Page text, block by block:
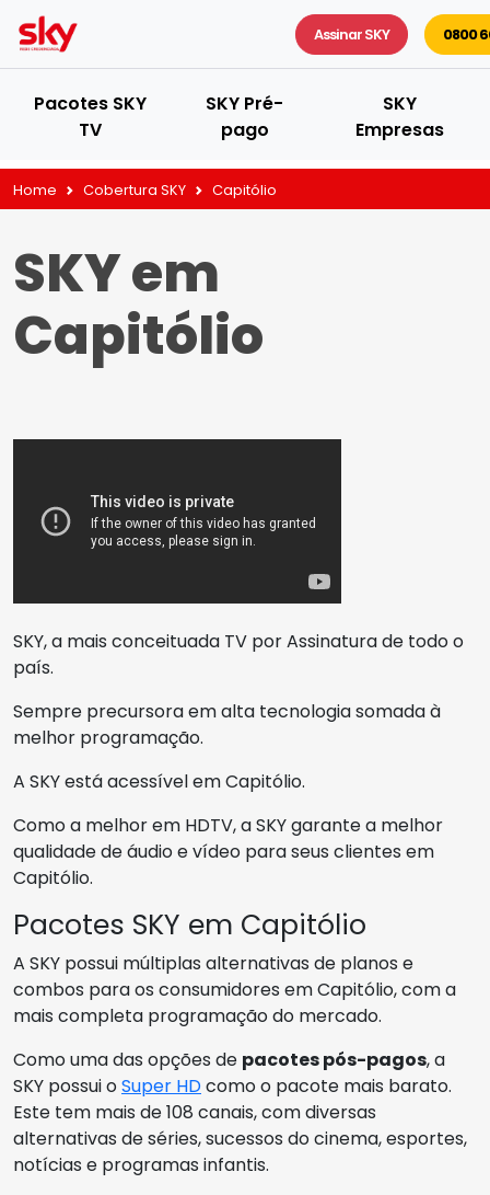
Assinar SKY 0800
Pacotes SKY
TV
SKY Pré-
pago
SKY
Empresas
Home Cobertura SKY Capitólio
SKY em
Capitólio
SKY, a mais conceituada TV por Assinatura de todo o
país.
Sempre precursora em alta tecnologia somada à
melhor programação.
A SKY está acessível em Capitólio.
Como a melhor em HDTV, a SKY garante a melhor
qualidade de áudio e vídeo para seus clientes em
Capitólio.
Pacotes SKY em Capitólio
A SKY possui múltiplas alternativas de planos e
combos para os consumidores em Capitólio, com a
mais completa programação do mercado.
Como uma das opções de pacotes pós-pagos, a
SKY possui oSuper HDcomo o pacote mais barato.
Este tem mais de 108 canais, com diversas
alternativas de séries, sucessos do cinema, esportes,
notícias e programas infantis.